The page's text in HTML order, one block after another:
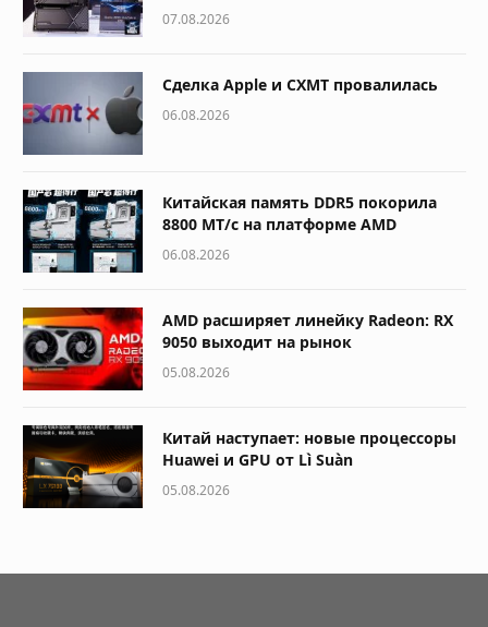
07.08.2026
Сделка Apple и CXMT провалилась
06.08.2026
Китайская память DDR5 покорила
8800 МТ/с на платформе AMD
06.08.2026
AMD расширяет линейку Radeon: RX
9050 выходит на рынок
05.08.2026
Китай наступает: новые процессоры
Huawei и GPU от Lì Suàn
05.08.2026